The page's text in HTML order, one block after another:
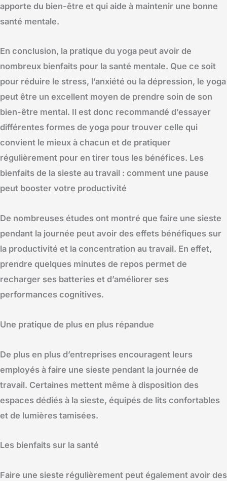
apporte du bien-être et qui aide à maintenir une bonne
santé mentale.
En conclusion, la pratique du yoga peut avoir de
nombreux bienfaits pour la santé mentale. Que ce soit
pour réduire le stress, l’anxiété ou la dépression, le yoga
peut être un excellent moyen de prendre soin de son
bien-être mental. Il est donc recommandé d’essayer
différentes formes de yoga pour trouver celle qui
convient le mieux à chacun et de pratiquer
régulièrement pour en tirer tous les bénéfices. Les
bienfaits de la sieste au travail : comment une pause
peut booster votre productivité
De nombreuses études ont montré que faire une sieste
pendant la journée peut avoir des effets bénéfiques sur
la productivité et la concentration au travail. En effet,
prendre quelques minutes de repos permet de
recharger ses batteries et d’améliorer ses
performances cognitives.
Une pratique de plus en plus répandue
De plus en plus d’entreprises encouragent leurs
employés à faire une sieste pendant la journée de
travail. Certaines mettent même à disposition des
espaces dédiés à la sieste, équipés de lits confortables
et de lumières tamisées.
Les bienfaits sur la santé
Faire une sieste régulièrement peut également avoir des